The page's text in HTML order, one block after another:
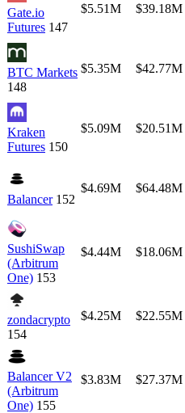
Gate.io
Futures 147
$5.51M $39.18M
BTC Markets
148
$5.35M $42.77M
Kraken
Futures 150
$5.09M $20.51M
Balancer 152
$4.69M $64.48M
SushiSwap
(Arbitrum
One) 153
$4.44M $18.06M
zondacrypto
154
$4.25M $22.55M
Balancer V2
(Arbitrum
One) 155
$3.83M $27.37M